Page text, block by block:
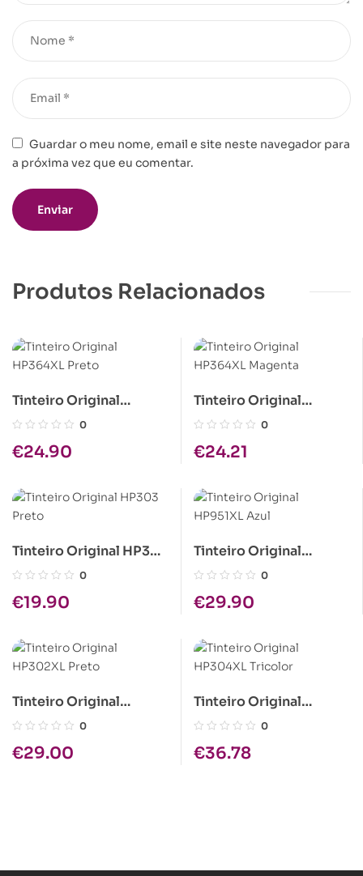
Guardar o meu nome, email e site neste navegador para
a próxima vez que eu comentar.
Produtos Relacionados
Tinteiro Original
HP364XL Preto
0
€24.90
Tinteiro Original
HP364XL Magenta
0
€24.21
Tinteiro Original HP303
Preto
0
€19.90
Tinteiro Original
HP951XL Azul
0
€29.90
Tinteiro Original
HP302XL Preto
0
€29.00
Tinteiro Original
HP304XL Tricolor
0
€36.78